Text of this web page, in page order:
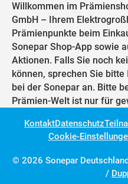
Willkommen im
GmbH – Ihrem
Prämienpunkte beim
Sonepar Shop-App sowie
Aktionen. Falls Sie noch
können, sprechen Sie
bei der Sonepar an. Bitte
Prämien-Welt ist nur für
© 2026 Sonepar
/
KontaktDatenschutz
Cookie-